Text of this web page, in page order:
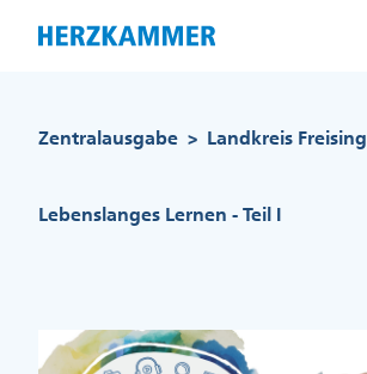
Zentralausgabe > Landkreis Freising
Lebenslanges Lernen - Teil I